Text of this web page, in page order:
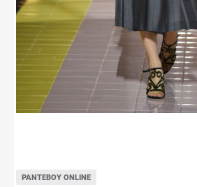
ΡΑΝΤΕΒΟΎ ONLINE